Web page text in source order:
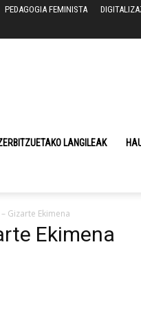
PEDAGOGIA FEMINISTA
LANGILEAK
– Gizarte Ekimena
Ekimena